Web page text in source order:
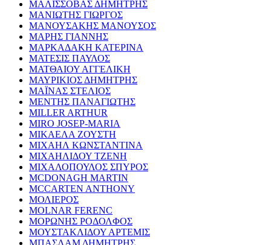
ΜΑΛΙΣΣΟΒΑΣ ΔΗΜΗΤΡΗΣ
ΜΑΝΙΩΤΗΣ ΓΙΩΡΓΟΣ
ΜΑΝΟΥΣΑΚΗΣ ΜΑΝΟΥΣΟΣ
ΜΑΡΗΣ ΓΙΑΝΝΗΣ
ΜΑΡΚΑΔΑΚΗ ΚΑΤΕΡΙΝΑ
ΜΑΤΕΣΙΣ ΠΑΥΛΟΣ
ΜΑΤΘΑΙΟΥ ΑΓΓΕΛΙΚΗ
ΜΑΥΡΙΚΙΟΣ ΔΗΜΗΤΡΗΣ
ΜΑΪΝΑΣ ΣΤΕΛΙΟΣ
ΜΕΝΤΗΣ ΠΑΝΑΓΙΩΤΗΣ
MILLER ARTHUR
MIRO JOSEP-MARIA
ΜΙΚΑΕΛΑ ΖΟΥΣΤΗ
ΜΙΧΑΗΛ ΚΩΝΣΤΑΝΤΙΝΑ
ΜΙΧΑΗΛΙΔΟΥ ΤΖΕΝΗ
ΜΙΧΑΛΟΠΟΥΛΟΣ ΣΠΥΡΟΣ
MCDONAGH MARTIN
MCCARTEN ANTHONY
ΜΟΛΙΕΡΟΣ
MOLNAR FERENC
ΜΟΡΩΝΗΣ ΡΟΔΟΛΦΟΣ
ΜΟΥΣΤΑΚΛΙΔΟΥ ΑΡΤΕΜΙΣ
ΜΠΑΣΛΑΜ ΔΗΜΗΤΡΗΣ